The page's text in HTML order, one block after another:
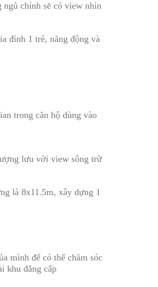
ngủ chính sẽ có view nhìn
đình 1 trẻ, năng động và
trong căn hộ dùng vào
lưu với view sông trữ
là 8x11.5m, xây dựng 1
mình để có thể chăm sóc
khu đẳng cấp